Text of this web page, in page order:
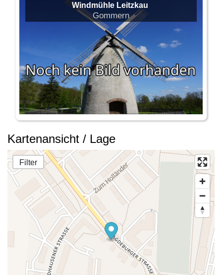
Windmühle Leitzkau
Gommern
Kartenansicht / Lage
Filter